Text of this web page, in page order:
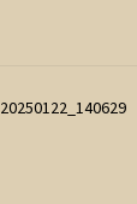
20250122_140629